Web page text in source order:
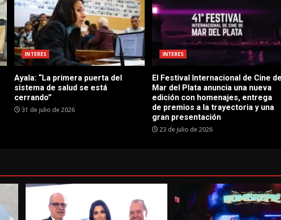
INTERES
Ayala: “La primera puerta del
sistema de salud se está
cerrando”
31 de julio de 2026
INTERES
El Festival Internacional de Cine
Mar del Plata anuncia una nueva
edición con homenajes, entrega
de premios a la trayectoria y una
gran presentación
23 de julio de 2026